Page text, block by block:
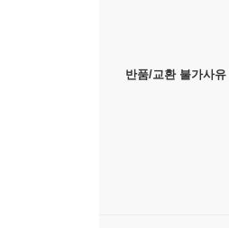
반품/교환 불가사유